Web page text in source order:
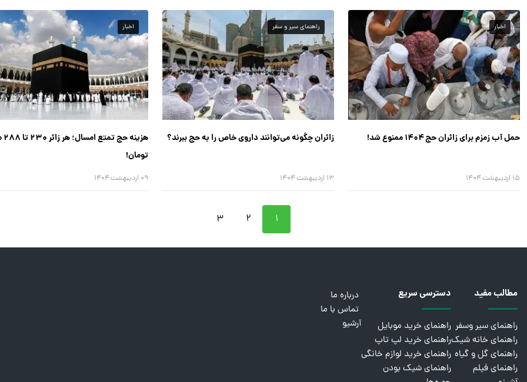
اخبار
حمل آب زمزم برای زائران حج ۱۴۰۴ ممنوع شد!
۱۵ اردیبهشت ۱۴۰۴
راهنمای سیر و سفر
زائران چگونه می‌توانند داروی خاص را به حج ببرند؟
۱۳ اردیبهشت ۱۴۰۴
اخبار
تومان!
۰۹ اردیبهشت ۱۴۰۴
۱ ۲ ۳
مطالب مفید
راهنمای سیر وسفر
راهنمای خانه شیک
راهنمای گل و گیاه
راهنمای فیلم
دسترسی سریع
راهنمای خرید موبایل
راهنمای خرید لپ تاپ
راهنمای خرید لوازم خانگی
راهنمای شیک بودن
درباره ما
تماس با ما
آرشیو